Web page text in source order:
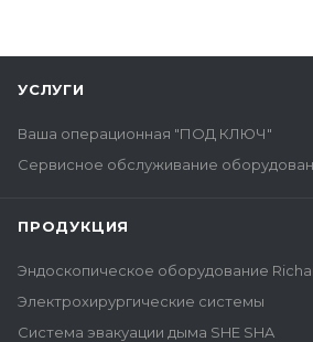
УСЛУГИ
Ваша операционная "ПОД КЛЮЧ"
Сервисное обслуживание
ПРОДУКЦИЯ
Эндоскопическое оборудование
Электрохирургические системы
Система эвакуации дыма SHE SHA